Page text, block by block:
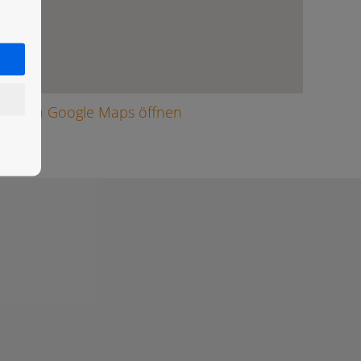
in Google Maps öffnen